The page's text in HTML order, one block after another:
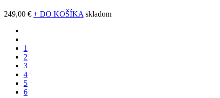
249,00 € + DO KOŠÍKA skladom
1
2
3
4
5
6